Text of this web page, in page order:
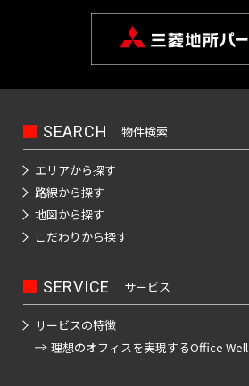
SEARCH 物件検索
エリアから探す
路線から探す
地図から探す
こだわりから探す
SERVICE サービス
サービスの特徴
理想のオフィスを実現するOffice Well